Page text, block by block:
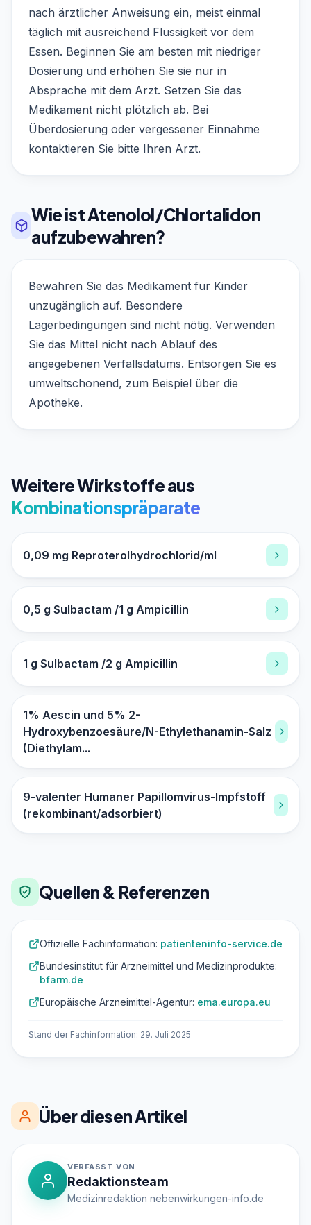
nach ärztlicher Anweisung ein, meist einmal
täglich mit ausreichend Flüssigkeit vor dem
Essen. Beginnen Sie am besten mit niedriger
Dosierung und erhöhen Sie sie nur in
Absprache mit dem Arzt. Setzen Sie das
Medikament nicht plötzlich ab. Bei
Überdosierung oder vergessener Einnahme
kontaktieren Sie bitte Ihren Arzt.
Wie ist Atenolol/Chlortalidon
aufzubewahren?
Bewahren Sie das Medikament für Kinder
unzugänglich auf. Besondere
Lagerbedingungen sind nicht nötig. Verwenden
Sie das Mittel nicht nach Ablauf des
angegebenen Verfallsdatums. Entsorgen Sie es
umweltschonend, zum Beispiel über die
Apotheke.
Weitere Wirkstoffe aus
Kombinationspräparate
0,09 mg Reproterolhydrochlorid/ml
0,5 g Sulbactam /1 g Ampicillin
1 g Sulbactam /2 g Ampicillin
1% Aescin und 5% 2-
Hydroxybenzoesäure/N-Ethylethanamin-Salz
(Diethylam...
9-valenter Humaner Papillomvirus-Impfstoff
(rekombinant/adsorbiert)
Quellen & Referenzen
Offizielle Fachinformation: patienteninfo-service.de
Bundesinstitut für Arzneimittel und Medizinprodukte:
bfarm.de
Europäische Arzneimittel-Agentur: ema.europa.eu
Stand der Fachinformation: 29. Juli 2025
Über diesen Artikel
VERFASST VON
Redaktionsteam
Medizinredaktion nebenwirkungen-info.de